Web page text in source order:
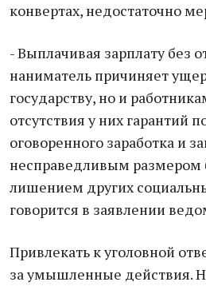
конвертах, недостаточно
- Выплачивая зарплату без
наниматель причиняет
государству, но и
отсутствия у них гарантий
оговоренного заработка и
несправедливым
лишением других
говорится в заявлении
Привлекать к уголовной
за умышленные действия.